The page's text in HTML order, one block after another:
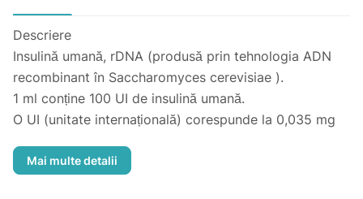
Descriere
Insulină umană, rDNA (produsă prin tehnologia ADN
recombinant în Saccharomyces cerevisiae ).
1 ml conține 100 UI de insulină umană.
O UI (unitate internațională) corespunde la 0,035 mg
Protaphane este o suspensie de insulină izofan (NPH).